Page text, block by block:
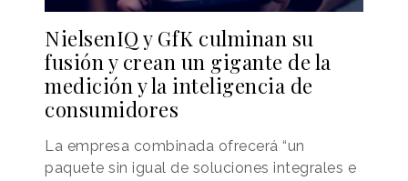
NielsenIQ y GfK culminan su
fusión y crean un gigante de la
medición y la inteligencia de
consumidores
La empresa combinada ofrecerá “un
paquete sin igual de soluciones integrales e